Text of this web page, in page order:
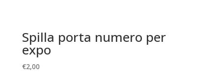
Spilla porta numero per
expo
€2,00